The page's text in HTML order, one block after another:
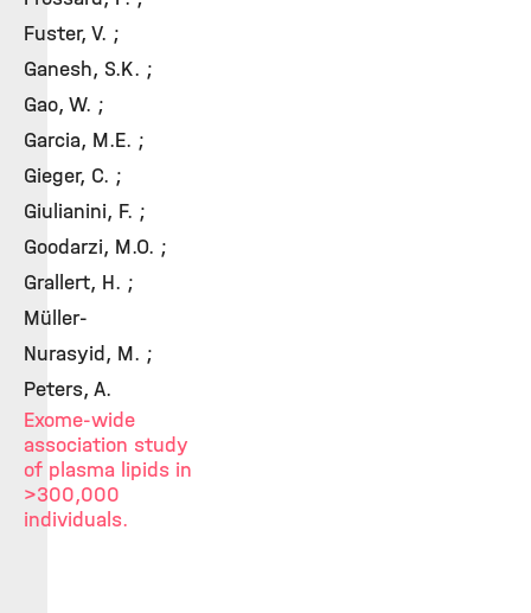
Fuster, V. ;
Ganesh, S.K. ;
Gao, W. ;
Garcia, M.E. ;
Gieger, C. ;
Giulianini, F. ;
Goodarzi, M.O. ;
Grallert, H. ;
Müller-
Nurasyid, M. ;
Peters, A.
Exome-wide
association study
of plasma lipids in
>300,000
individuals.